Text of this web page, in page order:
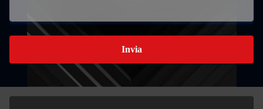
Invia